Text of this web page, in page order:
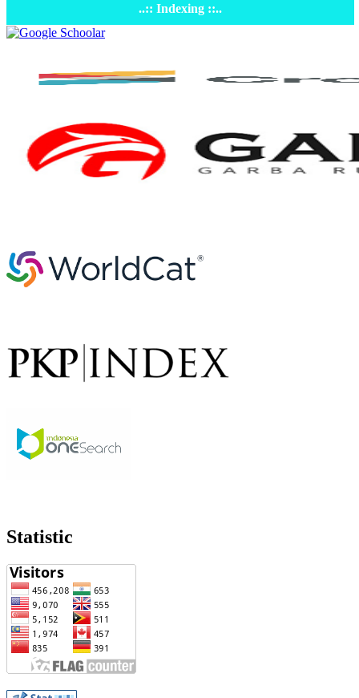
..:: Indexing ::..
Statistic